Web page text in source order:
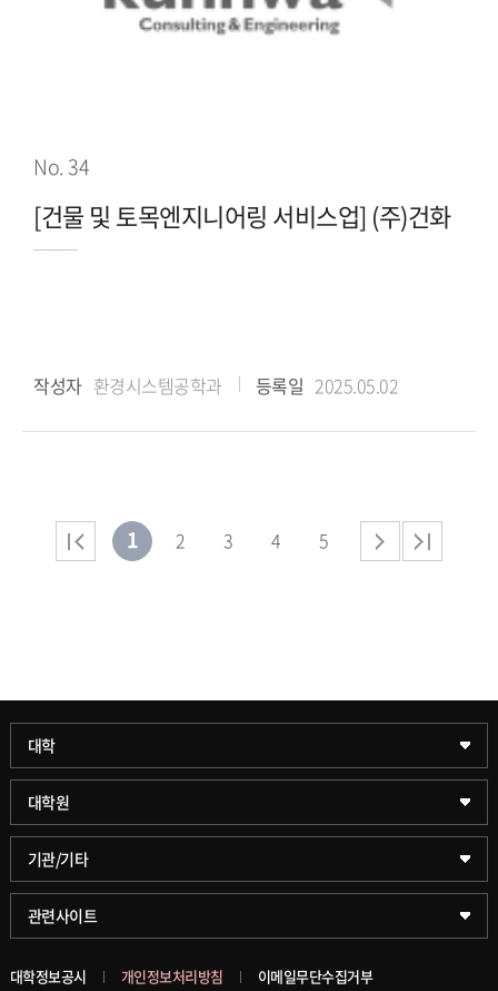
No. 34
[건물 및 토목엔지니어링 서비스업] (주)건화
작성자 환경시스템공학과 등록일 2025.05.02
1 2 3 4 5
대학
과학기술대학
약학대학
글로벌비즈니스대학
공공정책대학
대학원
일반대학원
문화스포츠대학원
창업경영대학원
기관/기타
학술정보원(도서관)
학술정보팀
관련사이트
KUPID
대학정보공시 개인정보처리방침 이메일무단수집거부